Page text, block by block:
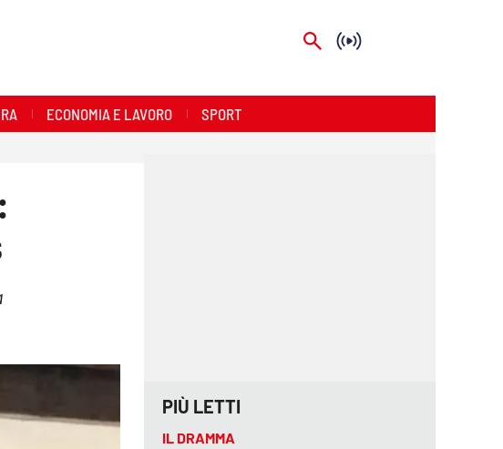
ECONOMIA E LAVORO SPORT
PIÙ LETTI
IL DRAMMA